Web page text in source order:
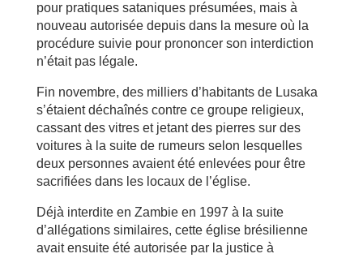
pour pratiques sataniques présumées, mais à
nouveau autorisée depuis dans la mesure où la
procédure suivie pour prononcer son interdiction
n’était pas légale.
Fin novembre, des milliers d’habitants de Lusaka
s’étaient déchaînés contre ce groupe religieux,
cassant des vitres et jetant des pierres sur des
voitures à la suite de rumeurs selon lesquelles
deux personnes avaient été enlevées pour être
sacrifiées dans les locaux de l’église.
Déjà interdite en Zambie en 1997 à la suite
d’allégations similaires, cette église brésilienne
avait ensuite été autorisée par la justice à